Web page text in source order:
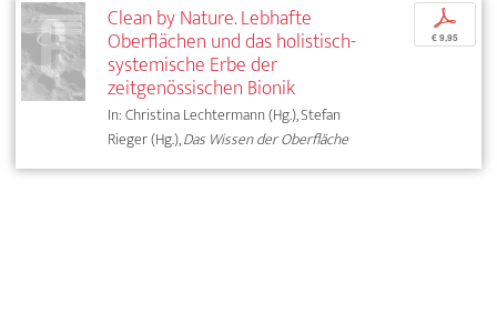
Clean by Nature. Lebhafte
Oberflächen und das holistisch-
systemische Erbe der
zeitgenössischen Bionik
In: Christina Lechtermann (Hg.), Stefan
Rieger (Hg.),Das Wissen der Oberfläche
p
€ 9,95